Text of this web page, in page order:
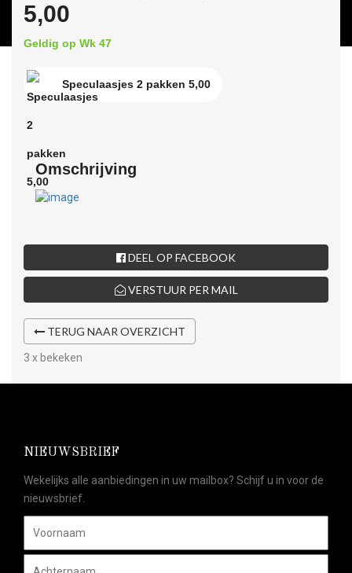
5,00
Geldig op Wk 47
Speculaasjes 2 pakken 5,00
Omschrijving
DEEL OP FACEBOOK
VERSTUUR PER MAIL
TERUG NAAR OVERZICHT
3 x bekeken
NIEUWSBRIEF
Wekelijks alle aanbiedingen in uw mailbox? Schijf u in voor de
nieuwsbrief.